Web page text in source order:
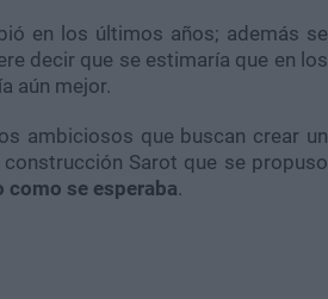
en los últimos años; además se
decir que se estimaría que en los
aún mejor.
ambiciosos que buscan crear un
Sarot que se propuso
se esperaba.